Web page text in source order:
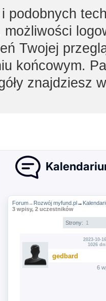
podobnych
Twojej
końcowym.
znajdziesz
Forum→ Rozwój myfund.pl→
3 wpisy, 2 uczestników
Strony: 1
2023-10-
1026
gedbard
6